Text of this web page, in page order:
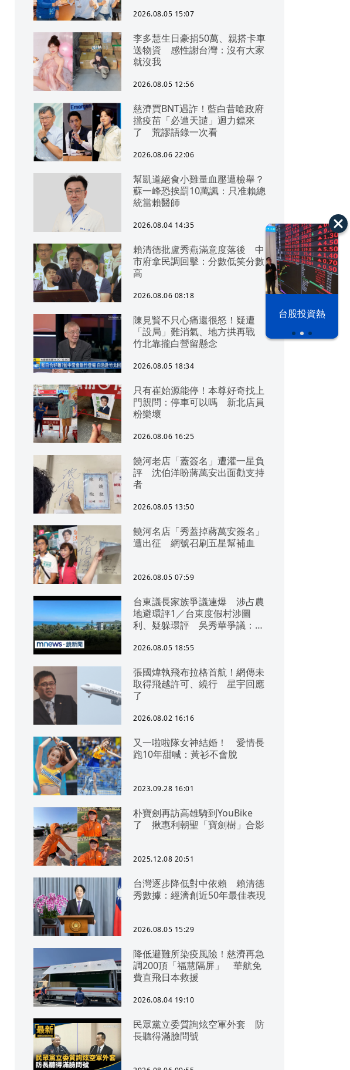
漢光42演習 台股投資熱
2026.08.05 15:07
李多慧生日豪捐50萬、親搭卡車
送物資 感性謝台灣：沒有大家
就沒我
2026.08.05 12:56
慈濟買BNT遇詐！藍白昔嗆政府
擋疫苗「必遭天譴」迴力鏢來
了 荒謬語錄一次看
2026.08.06 22:06
幫凱道絕食小雞量血壓遭檢舉？
蘇一峰恐挨罰10萬諷：只准賴總
統當賴醫師
2026.08.04 14:35
賴清德批盧秀燕滿意度落後 中
市府拿民調回擊：分數低笑分數
高
2026.08.06 08:18
陳見賢不只心痛還很怒！疑遭
「設局」難消氣、地方拱再戰
竹北靠攏白營留懸念
2026.08.05 18:34
只有崔始源能停！本尊好奇找上
門親問：停車可以嗎 新北店員
粉樂壞
2026.08.06 16:25
饒河老店「蓋簽名」遭灌一星負
評 沈伯洋盼蔣萬安出面勸支持
者
2026.08.05 13:50
饒河名店「秀蓋掉蔣萬安簽名」
遭出征 網號召刷五星幫補血
2026.08.05 07:59
台東議長家族爭議連爆 涉占農
地避環評1／台東度假村涉圖
利、疑躲環評 吳秀華爭議：概
2026.08.05 18:55
張國煒執飛布拉格首航！網傳未
取得飛越許可、繞行 星宇回應
了
2026.08.02 16:16
又一啦啦隊女神結婚！ 愛情長
跑10年甜喊：黃衫不會脫
2023.09.28 16:01
朴寶劍再訪高雄騎到YouBike
了 揪惠利朝聖「寶劍樹」合影
2025.12.08 20:51
台灣逐步降低對中依賴 賴清德
秀數據：經濟創近50年最佳表現
2026.08.05 15:29
降低避難所染疫風險！慈濟再急
調200頂「福慧隔屏」 華航免
費直飛日本救援
2026.08.04 19:10
民眾黨立委質詢炫空軍外套 防
長聽得滿臉問號